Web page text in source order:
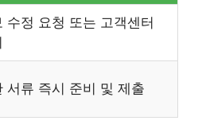
수정 요청 또는 고객센터
서류 즉시 준비 및 제출